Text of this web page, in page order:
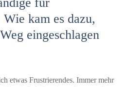
kam es dazu,
eingeschlagen
etwas Frustrierendes. Immer mehr